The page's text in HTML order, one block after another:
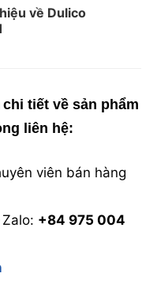
về Dulico
tiết về sản phẩm
liên hệ:
viên bán hàng
Zalo: +84 975 004